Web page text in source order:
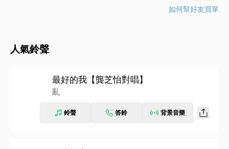
如何幫好友買單
人氣鈴聲
最好的我【龔芝怡對唱】
亂
鈴聲 答鈴 背景音樂